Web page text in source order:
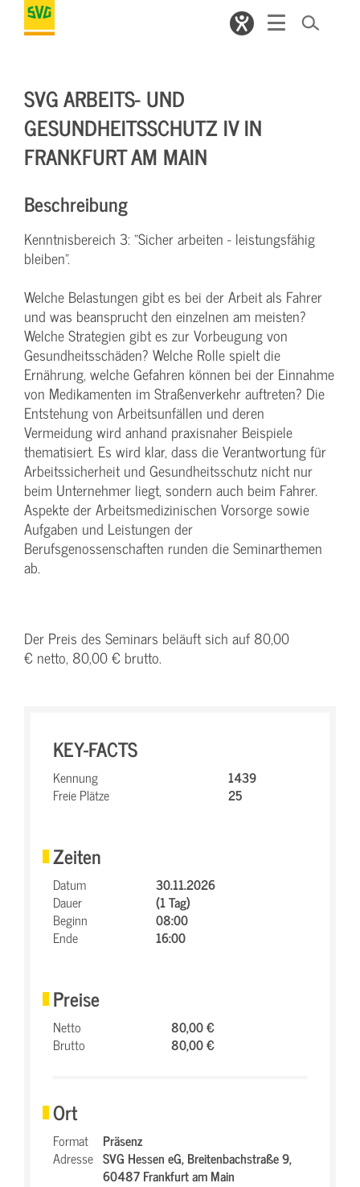
SVG ARBEITS- UND
GESUNDHEITSSCHUTZ IV IN
FRANKFURT AM MAIN
Beschreibung
Kenntnisbereich 3: "Sicher arbeiten - leistungsfähig
bleiben".
Welche Belastungen gibt es bei der Arbeit als Fahrer
und was beansprucht den einzelnen am meisten?
Welche Strategien gibt es zur Vorbeugung von
Gesundheitsschäden? Welche Rolle spielt die
Ernährung, welche Gefahren können bei der Einnahme
von Medikamenten im Straßenverkehr auftreten? Die
Entstehung von Arbeitsunfällen und deren
Vermeidung wird anhand praxisnaher Beispiele
thematisiert. Es wird klar, dass die Verantwortung für
Arbeitssicherheit und Gesundheitsschutz nicht nur
beim Unternehmer liegt, sondern auch beim Fahrer.
Aspekte der Arbeitsmedizinischen Vorsorge sowie
Aufgaben und Leistungen der
Berufsgenossenschaften runden die Seminarthemen
ab.
Der Preis des Seminars beläuft sich auf 80,00
€ netto, 80,00 € brutto.
KEY-FACTS
Kennung
1439
Freie Plätze
25
Zeiten
Datum
30.11.2026
Dauer
(1 Tag)
Beginn
08:00
Ende
16:00
Preise
Netto
80,00 €
Brutto
80,00 €
Ort
Format
Präsenz
Adresse SVG Hessen eG,Breitenbachstraße 9,
60487 Frankfurt am Main